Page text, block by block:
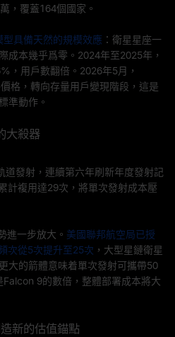
，覆蓋164個國家。
具備天然的規模效應 ：衛星星座一
成本幾乎爲零。2024年至2025年，
，用戶數翻倍。2026年5月，
格，轉向存量用戶變現階段，這是
準動作。
大殺器
發射，連續第六年刷新年度發射記
計複用達29次，將單次發射成本壓
進一步放大。 美國聯邦航空局已授
次從5次提升至25次 ，大型星鏈衛星
大的箭體意味着單次發射可攜帶50
9的數倍，整體部署成本將大
新的估值錨點